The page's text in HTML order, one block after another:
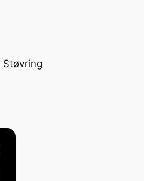
Støvring